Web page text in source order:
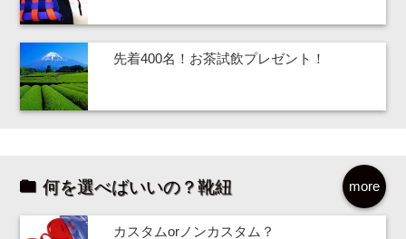
先着400名！お茶試飲プレゼント！
more
何を選べばいいの？靴紐
カスタムorノンカスタム？